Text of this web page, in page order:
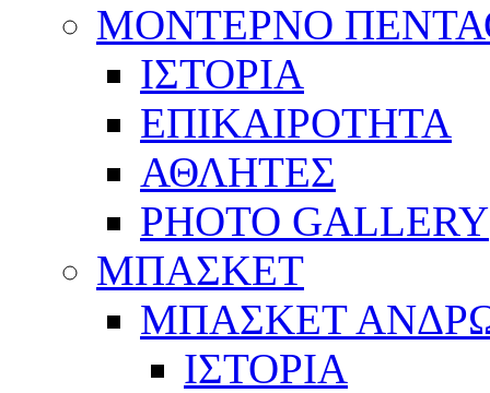
ΜΟΝΤΕΡΝΟ
ΙΣΤΟΡΙΑ
ΕΠΙΚΑΙΡΟΤΗΤΑ
ΑΘΛΗΤΕΣ
PHOTO GALLERY
ΜΠΑΣΚΕΤ
ΜΠΑΣΚΕΤ
ΙΣΤΟΡΙΑ